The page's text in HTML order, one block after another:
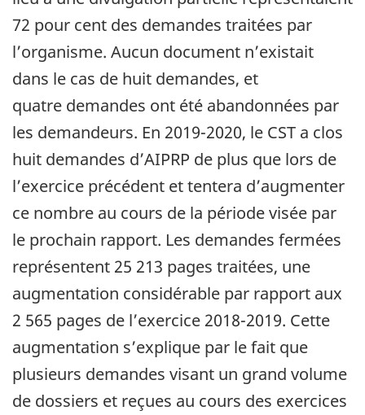
72 pour cent des demandes traitées par
l’organisme. Aucun document n’existait
dans le cas de huit demandes, et
quatre demandes ont été abandonnées par
les demandeurs. En 2019-2020, le CST a clos
huit demandes d’AIPRP de plus que lors de
l’exercice précédent et tentera d’augmenter
ce nombre au cours de la période visée par
le prochain rapport. Les demandes fermées
représentent 25 213 pages traitées, une
augmentation considérable par rapport aux
2 565 pages de l’exercice 2018-2019. Cette
augmentation s’explique par le fait que
plusieurs demandes visant un grand volume
de dossiers et reçues au cours des exercices